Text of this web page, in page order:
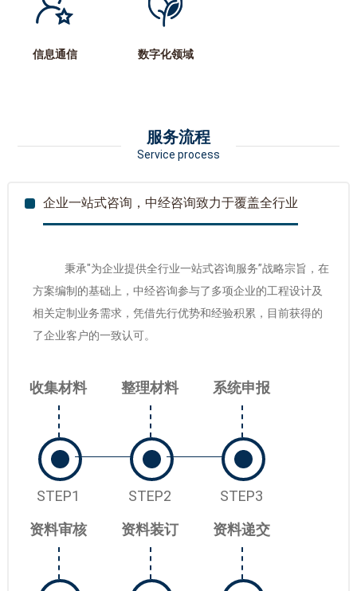
信息通信 数字化领域
服务流程
Service process
企业一站式咨询，中经咨询致力于覆盖全行业
秉承"为企业提供全行业一站式咨询服务”战略宗旨，在
方案编制的基础上，中经咨询参与了多项企业的工程设计及
相关定制业务需求，凭借先行优势和经验积累，目前获得的
了企业客户的一致认可。
收集材料
STEP1
整理材料
STEP2
系统申报
STEP3
资料审核
资料装订 资料递交